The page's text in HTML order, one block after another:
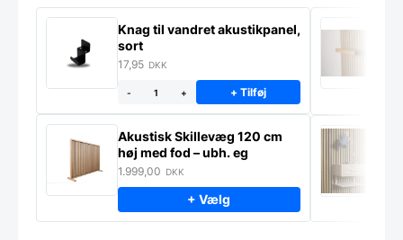
Knag til vandret akustikpanel,
sort
17,95 DKK
- + + Tilføj
Akustisk Skillevæg 120 cm
høj med fod – ubh. eg
1.999,00 DKK
+ Vælg